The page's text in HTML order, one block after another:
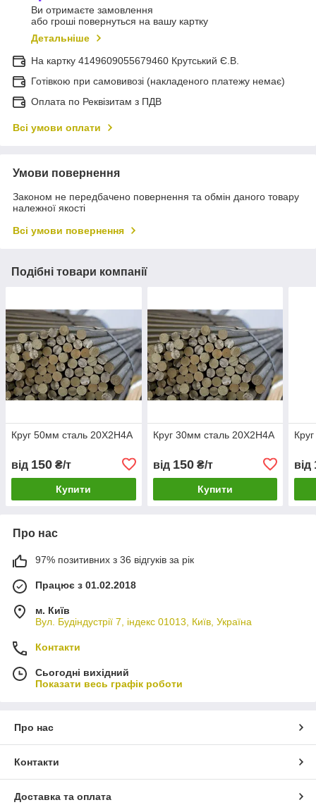
Ви отримаєте замовлення
або гроші повернуться на вашу картку
Детальніше
На картку 4149609055679460 Крутський Є.В.
Готівкою при самовивозі (накладеного платежу немає)
Оплата по Реквізитам з ПДВ
Всі умови оплати
Умови повернення
Законом не передбачено повернення та обмін даного товару
належної якості
Всі умови повернення
Подібні товари компанії
Круг 50мм сталь 20Х2Н4А
від 150 ₴/т
Купити
Круг 30мм сталь 20Х2Н4А
від 150₴/т
Купити
від
Про нас
97% позитивних з 36 відгуків за рік
Працює з 01.02.2018
м. Київ
Вул. Будіндустрії 7, індекс 01013, Київ, Україна
Контакти
Сьогодні вихідний
Показати весь графік роботи
Про нас
Контакти
Доставка та оплата